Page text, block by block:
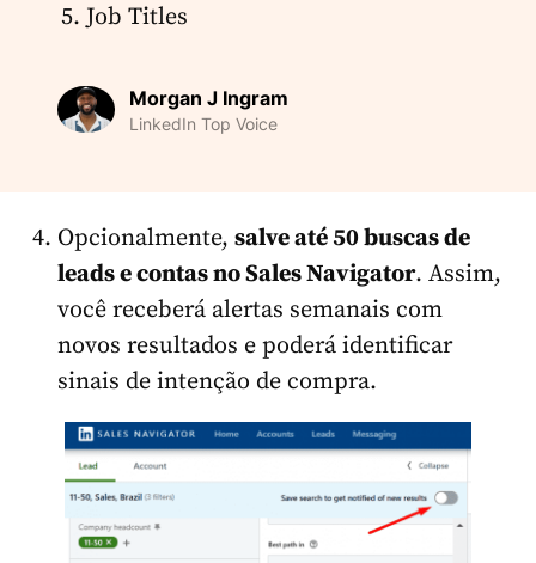
Job Titles
Morgan J Ingram
LinkedIn Top Voice
Opcionalmente, salve até 50 buscas de
leads e contas no Sales Navigator. Assim,
você receberá alertas semanais com
novos resultados e poderá identificar
sinais de intenção de compra.